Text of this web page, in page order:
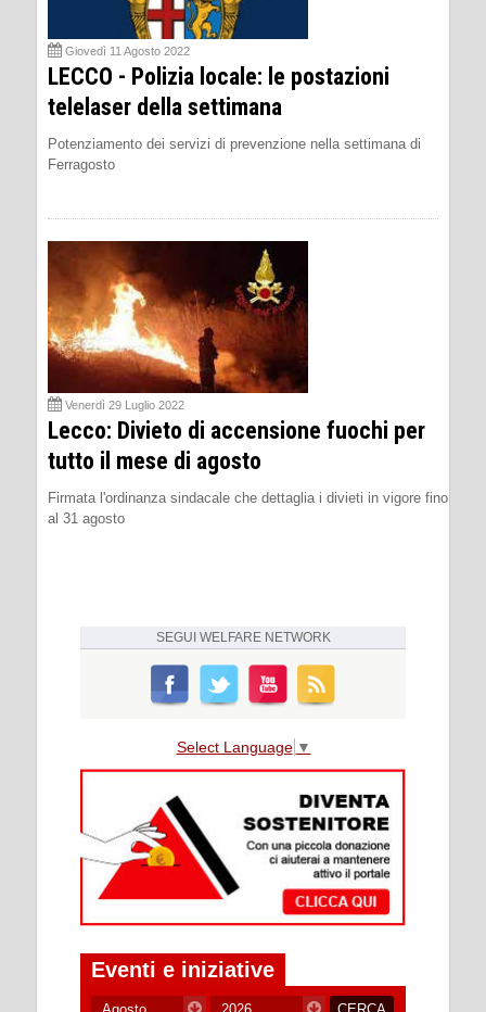
Giovedì 11 Agosto 2022
LECCO - Polizia locale: le postazioni
telelaser della settimana
Potenziamento dei servizi di prevenzione nella settimana di
Ferragosto
Venerdì 29 Luglio 2022
Lecco: Divieto di accensione fuochi per
tutto il mese di agosto
Firmata l'ordinanza sindacale che dettaglia i divieti in vigore fino
al 31 agosto
SEGUI WELFARE NETWORK
Select Language ▼
Eventi e iniziative